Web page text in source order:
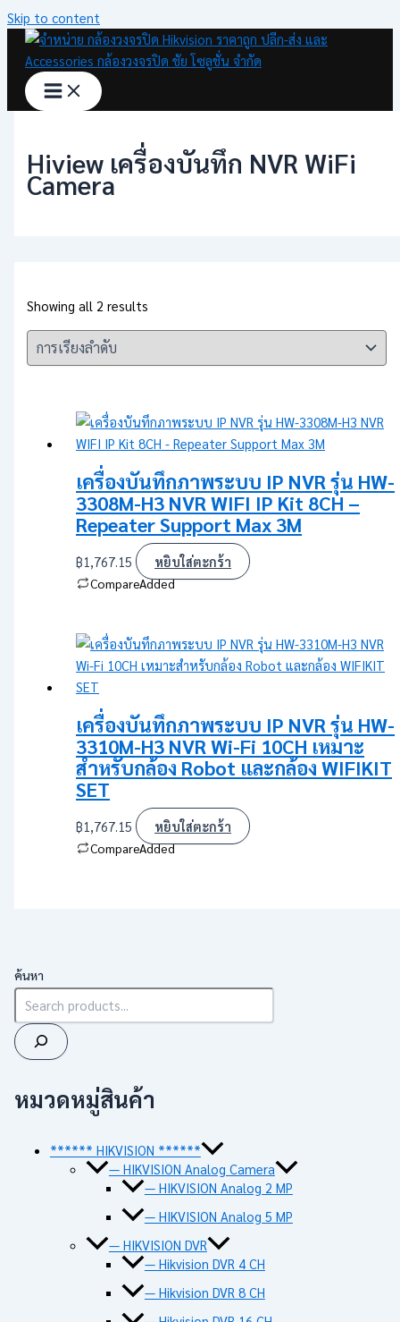
Skip to content
ค้นหา
หมวดหมู่สินค้า
****** HIKVISION ******
— HIKVISION Analog Camera
— HIKVISION Analog 2 MP
— HIKVISION Analog 5 MP
— HIKVISION DVR
— Hikvision DVR 4 CH
— Hikvision DVR 8 CH
Hiview เครื่องบันทึก NVR WiFi
Camera
Showing all 2 results
เครื่องบันทึกภาพระบบ IP NVR รุ่น HW-
3308M-H3 NVR WIFI IP Kit 8CH –
Repeater Support Max 3M
฿1,767.15 หยิบใส่ตะกร้า
CompareAdded
เครื่องบันทึกภาพระบบ IP NVR รุ่น HW-
3310M-H3 NVR Wi-Fi 10CH เหมาะ
สำหรับกล้อง Robot และกล้อง WIFIKIT
SET
฿1,767.15 หยิบใส่ตะกร้า
CompareAdded